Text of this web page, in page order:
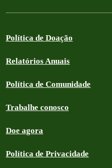
Política de Doação
Relatórios Anuais
Política de Comunidade
Trabalhe conosco
Doe agora
Política de Privacidade